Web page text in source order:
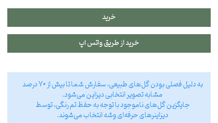
خرید
خرید از طریق واتس اپ
به دلیل فصلی بودن گل‌های طبیعی، سفارش شما تا بیش از ۷۰ درصد
مشابه تصویر انتخابی دیزاین می‌شود.
جایگزین گل‌های ناموجود با توجه به حفظ تم رنگی، توسط
دیزاینر‌های حرفه‌ای وشه انتخاب می‌شوند.